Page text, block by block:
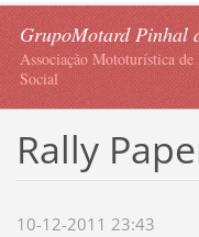
GrupoMotard Pinhal
Associação Mototurística
Social
Rally
10-12-2011 23:43